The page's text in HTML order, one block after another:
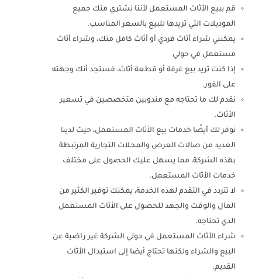
قم ببيع الأثاث المستعمل لأننا نشتري منك جميع
الموديلات التي تريدها للبيع بالسعر المناسب.
يمكنني شراء أثاث فردي أو أثاث كامل منك، وشراء أثاث
مستعمل في حولي
إذا كنت تريد بيع غرفة أو قطعة أثاث، فستجد أنك وجهته
على الفور.
نقدم لك ما تحتاجه مع مندوبين متخصصين في تسعير
الأثاث.
نوفر لك أيضًا خدمات بيع الأثاث المستعمل، حيث لدينا
العديد من صالات العرض والمحلات التجارية المرتبطة
بهذه الشركة، مما يسهل عليك الحصول على مختلف
خدمات الأثاث المستعمل.
لا تتردد في التقدم لهذه الخدمة، يمكنك توفير الكثير من
المال والوقت والجهد للحصول على الأثاث المستعمل
الذي تحتاجه.
شراء الأثاث المستعمل في حولي الشركة غير راضية عن
البيع والشراء ولكنها تحتاج أيضا إلى استبدال الأثاث
القديم.